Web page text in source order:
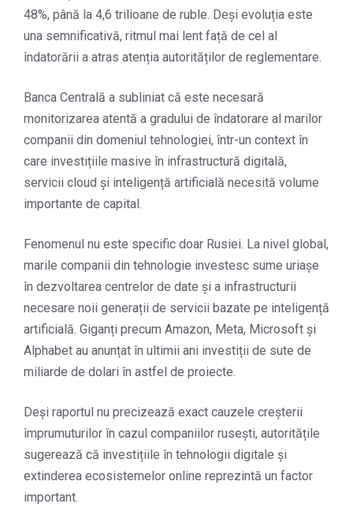
48%, până la 4,6 trilioane de ruble. Deși evoluția este
una semnificativă, ritmul mai lent față de cel al
îndatorării a atras atenția autorităților de reglementare.
Banca Centrală a subliniat că este necesară
monitorizarea atentă a gradului de îndatorare al marilor
companii din domeniul tehnologiei, într-un context în
care investițiile masive în infrastructură digitală,
servicii cloud și inteligență artificială necesită volume
importante de capital.
Fenomenul nu este specific doar Rusiei. La nivel global,
marile companii din tehnologie investesc sume uriașe
în dezvoltarea centrelor de date și a infrastructurii
necesare noii generații de servicii bazate pe inteligență
artificială. Giganți precum Amazon, Meta, Microsoft și
Alphabet au anunțat în ultimii ani investiții de sute de
miliarde de dolari în astfel de proiecte.
Deși raportul nu precizează exact cauzele creșterii
împrumuturilor în cazul companiilor rusești, autoritățile
sugerează că investițiile în tehnologii digitale și
extinderea ecosistemelor online reprezintă un factor
important.